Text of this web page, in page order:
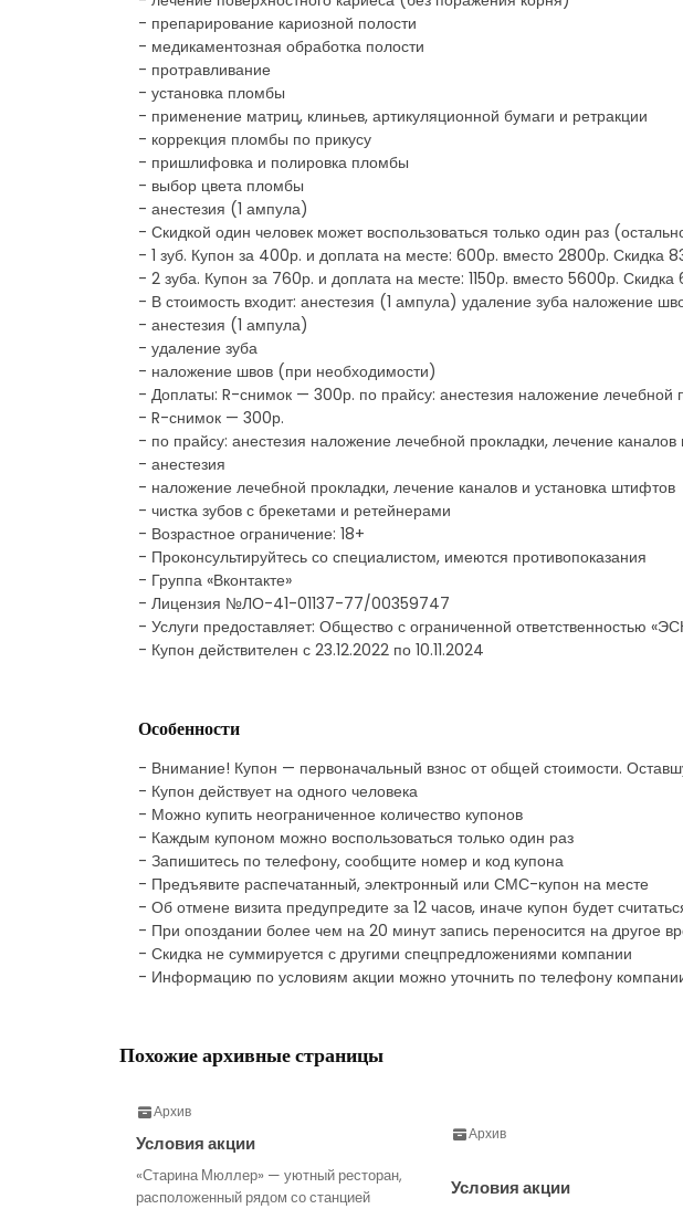
- препарирование кариозной полости
- медикаментозная обработка полости
- протравливание
- установка пломбы
- применение матриц, клиньев, артикуляционной бумаги и ретракции
- коррекция пломбы по прикусу
- пришлифовка и полировка пломбы
- выбор цвета пломбы
- анестезия (1 ампула)
- Скидкой один человек может воспользоваться только один раз
- 1 зуб. Купон за 400р. и доплата на месте: 600р. вместо 2800р. Скидка
- 2 зуба. Купон за 760р. и доплата на месте: 1150р. вместо 5600р. Скидка
- В стоимость входит: анестезия (1 ампула) удаление зуба наложение
- анестезия (1 ампула)
- удаление зуба
- наложение швов (при необходимости)
- Доплаты: R-снимок — 300р. по прайсу: анестезия наложение лечебной
- R-снимок — 300р.
- по прайсу: анестезия наложение лечебной прокладки, лечение
- анестезия
- наложение лечебной прокладки, лечение каналов и установка штифтов
- чистка зубов с брекетами и ретейнерами
- Возрастное ограничение: 18+
- Проконсультируйтесь со специалистом, имеются противопоказания
- Группа «Вконтакте»
- Лицензия №ЛО-41-01137-77/00359747
- Услуги предоставляет: Общество с ограниченной
- Купон действителен с 23.12.2022 по 10.11.2024
Особенности
- Внимание! Купон — первоначальный взнос от общей стоимости.
- Купон действует на одного человека
- Можно купить неограниченное количество купонов
- Каждым купоном можно воспользоваться только один раз
- Запишитесь по телефону, сообщите номер и код купона
- Предъявите распечатанный, электронный или СМС-купон на месте
- Об отмене визита предупредите за 12 часов, иначе купон будет
- При опоздании более чем на 20 минут запись переносится на другое
- Скидка не суммируется с другими спецпредложениями компании
- Информацию по условиям акции можно уточнить по телефону
Похожие архивные страницы
Архив
Условия акции
«Старина Мюллер» — уютный ресторан,
расположенный рядом со станцией
Архив
Условия акции